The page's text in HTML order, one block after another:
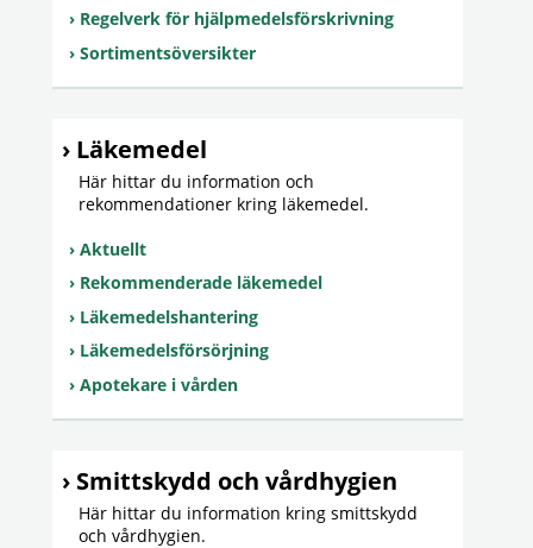
Regelverk för hjälpmedelsförskrivning
Sortimentsöversikter
Läkemedel
Här hittar du information och
rekommendationer kring läkemedel.
Aktuellt
Rekommenderade läkemedel
Läkemedelshantering
Läkemedelsförsörjning
Apotekare i vården
Smittskydd och vårdhygien
Här hittar du information kring smittskydd
och vårdhygien.